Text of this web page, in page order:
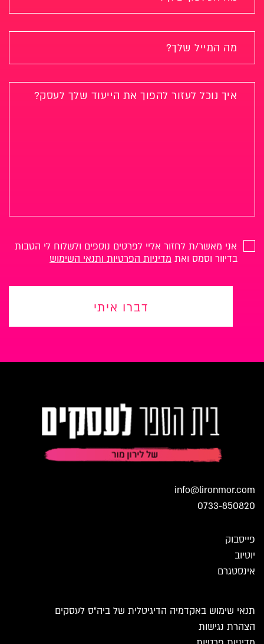
אני מאשר/ת לחזור אליי לפרטים נוספים ולשלוח לי הטבות
בדיוור וסמס ואת מדיניות הפרטיות ותנאי השימוש
דברו איתי
info@lironmor.com
0733-850820
פייסבוק
יוטיוב
אינסטגרם
תנאי שימוש באקדמיה הדיגיטלית של ביה״ס לעסקים
הצהרת נגישות